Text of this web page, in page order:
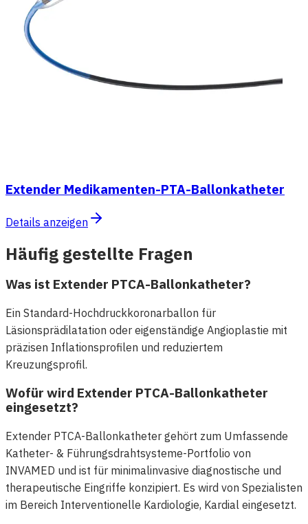
Extender Medikamenten-PTA-Ballonkatheter
Details anzeigen
Häufig gestellte Fragen
Was ist Extender PTCA-Ballonkatheter?
Ein Standard-Hochdruckkoronarballon für
Läsionsprädilatation oder eigenständige Angioplastie mit
präzisen Inflationsprofilen und reduziertem
Kreuzungsprofil.
Wofür wird Extender PTCA-Ballonkatheter
eingesetzt?
Extender PTCA-Ballonkatheter gehört zum Umfassende
Katheter- & Führungsdrahtsysteme-Portfolio von
INVAMED und ist für minimalinvasive diagnostische und
therapeutische Eingriffe konzipiert. Es wird von Spezialisten
im Bereich Interventionelle Kardiologie, Kardial eingesetzt.